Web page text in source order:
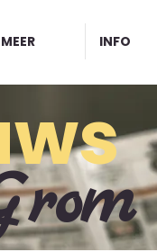
INFO